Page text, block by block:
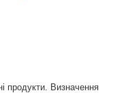
продукти. Визначення